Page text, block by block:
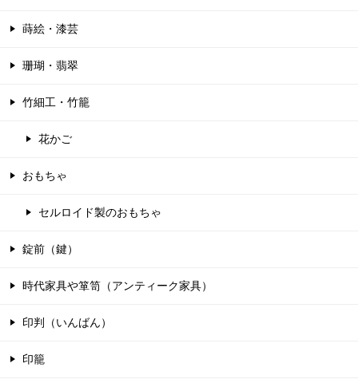
蒔絵・漆芸
珊瑚・翡翠
竹細工・竹籠
花かご
おもちゃ
セルロイド製のおもちゃ
錠前（鍵）
時代家具や箪笥（アンティーク家具）
印判（いんばん）
印籠